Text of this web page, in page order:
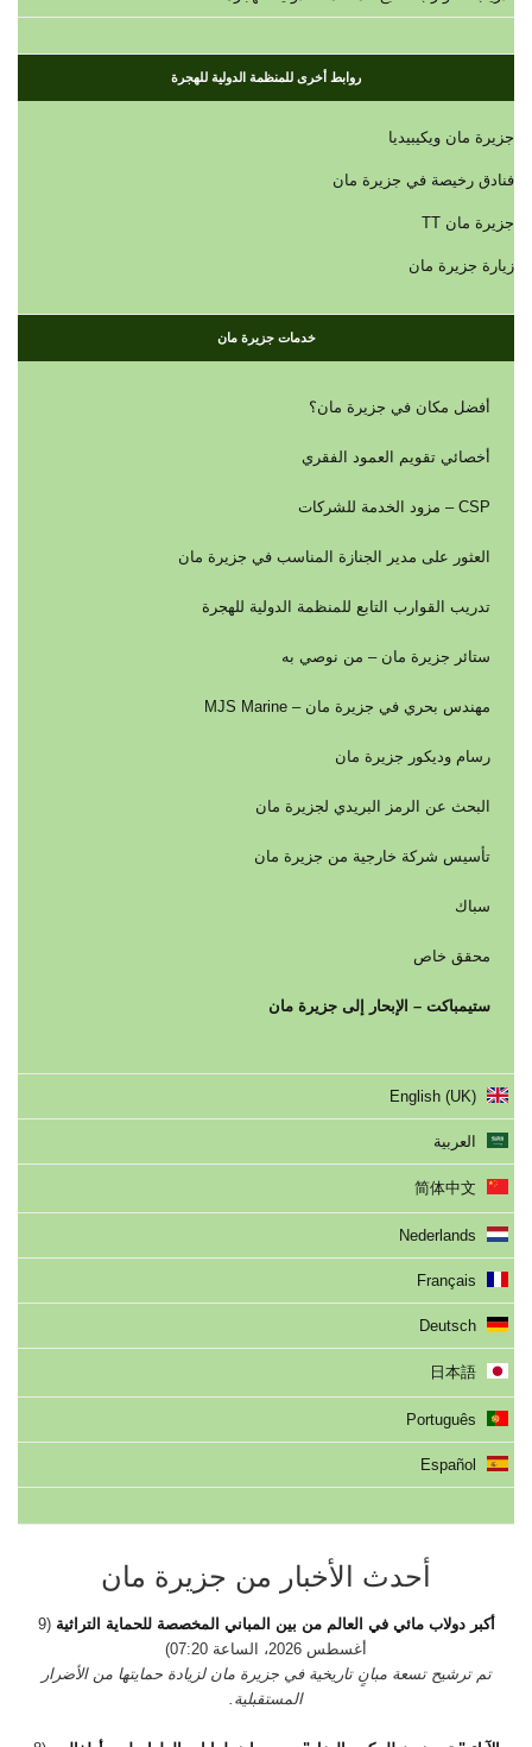
روابط أخرى للمنظمة الدولية للهجرة
جزيرة مان ويكيبيديا
فنادق رخيصة في جزيرة مان
جزيرة مان TT
زيارة جزيرة مان
خدمات جزيرة مان
أفضل مكان في جزيرة مان؟
أخصائي تقويم العمود الفقري
CSP – مزود الخدمة للشركات
العثور على مدير الجنازة المناسب في جزيرة مان
تدريب القوارب التابع للمنظمة الدولية للهجرة
ستائر جزيرة مان – من نوصي به
مهندس بحري في جزيرة مان – MJS Marine
رسام وديكور جزيرة مان
البحث عن الرمز البريدي لجزيرة مان
تأسيس شركة خارجية من جزيرة مان
سباك
محقق خاص
ستيمباكت – الإبحار إلى جزيرة مان
English (UK)
العربية
简体中文
Nederlands
Français
Deutsch
日本語
Português
Español
أحدث الأخبار من جزيرة مان
أكبر دولاب مائي في العالم من بين المباني المخصصة للحماية التراثية
(9
أغسطس 2026، الساعة 07:20)
تم ترشيح تسعة مبانٍ تاريخية في جزيرة مان لزيادة حمايتها من الأضرار
المستقبلية.